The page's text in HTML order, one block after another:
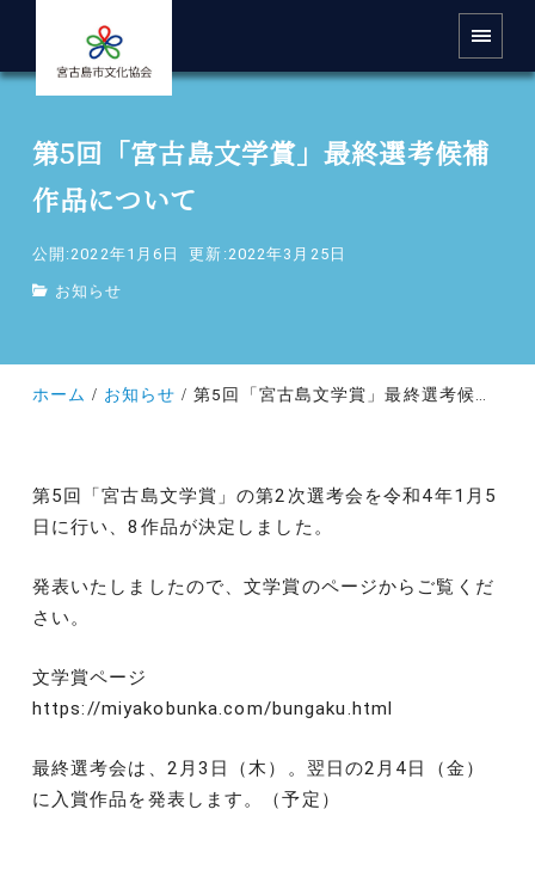
第5回「宮古島文学賞」最終選考候補
作品について
公開:2022年1月6日 更新:2022年3月25日
お知らせ
ホーム お知らせ 第5回「宮古島文学賞」最終選考候補作品について
第5回「宮古島文学賞」の第2次選考会を令和4年1月5
日に行い、8作品が決定しました。
発表いたしましたので、文学賞のページからご覧くだ
さい。
文学賞ページ
https://miyakobunka.com/bungaku.html
最終選考会は、2月3日（木）。翌日の2月4日（金）
に入賞作品を発表します。（予定）